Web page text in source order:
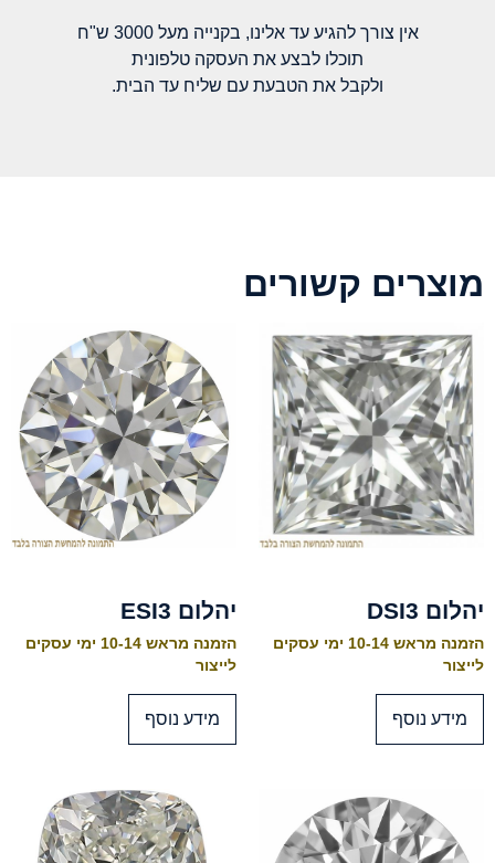
אין צורך להגיע עד אלינו, בקנייה מעל 3000 ש"ח
תוכלו לבצע את העסקה טלפונית
ולקבל את הטבעת עם שליח עד הבית.
מוצרים קשורים
יהלום DSI3
הזמנה מראש 10-14 ימי עסקים
לייצור
מידע נוסף
יהלום ESI3
הזמנה מראש 10-14 ימי עסקים
לייצור
מידע נוסף